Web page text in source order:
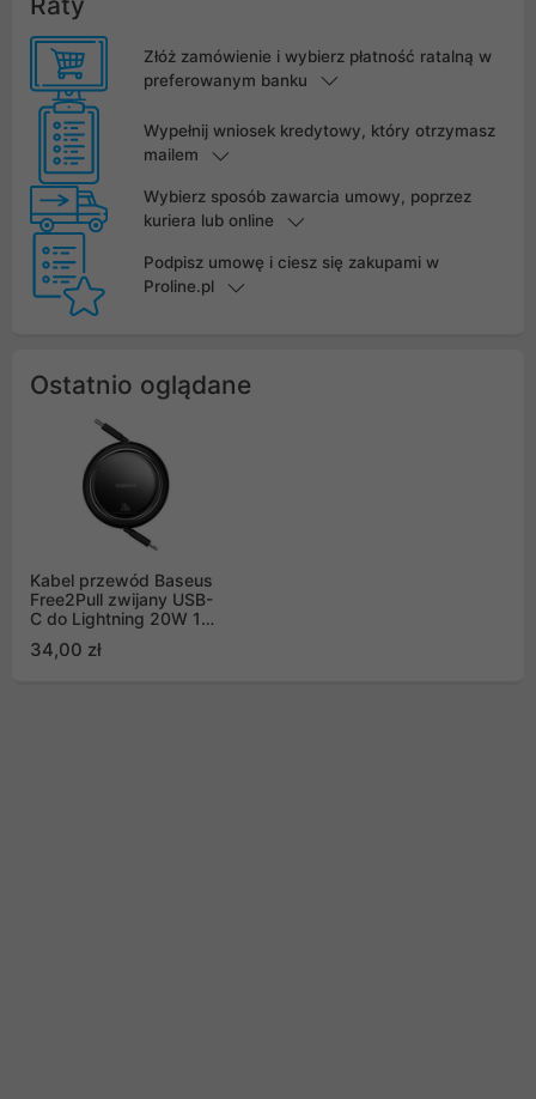
Złóż zamówienie i wybierz płatność ratalną w
preferowanym banku
Wypełnij wniosek kredytowy, który otrzymasz
mailem
Wybierz sposób zawarcia umowy, poprzez
kuriera lub online
Podpisz umowę i ciesz się zakupami w
Proline.pl
Ostatnio oglądane
Kabel przewód Baseus
Free2Pull zwijany USB-
C do Lightning 20W 1m
- czarny
34,00 zł